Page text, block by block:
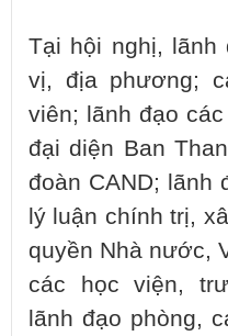
Tại hội nghị, lãnh
vị, địa phương;
viên; lãnh đạo
đại diện Ban
đoàn CAND; lãnh
lý luận chính trị,
quyền Nhà nước,
các học viện,
lãnh đạo phòng,